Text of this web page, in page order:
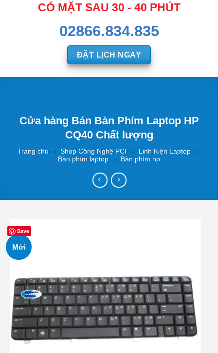
CÓ MẶT SAU 30 - 40 PHÚT
02866.834.835
ĐẶT LỊCH NGAY
Cửa hàng Bán Bàn Phím Laptop HP
CQ40 Chất lượng
Trang chủ » Shop Công Nghệ PCI » Linh Kiện Laptop »
Bàn phím laptop
» Bàn phím hp
Save
Mới